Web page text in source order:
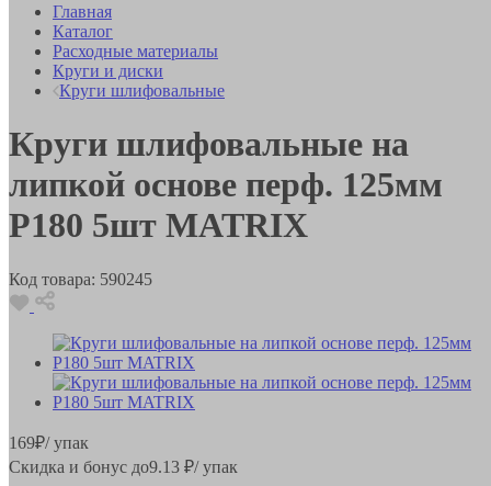
Главная
Каталог
Расходные материалы
Круги и диски
Круги шлифовальные
Круги шлифовальные на
липкой основе перф. 125мм
Р180 5шт MATRIX
Код товара: 590245
169₽/ упак
Скидка и бонус до9.13 ₽/ упак